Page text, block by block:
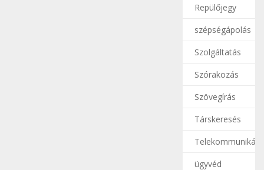
Repülőjegy
szépségápolás
Szolgáltatás
Szórakozás
Szövegírás
Társkeresés
ügyvéd